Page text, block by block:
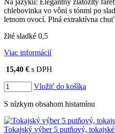
chlebovinka vo vôni s tónmi po
letnom ovocí. Plná extraktívna
žlté sladké 0,5
Viac informácií
15,40 € s DPH
Vložiť do košíka
S nízkym obsahom histamínu
Tokajský výber 5 putňový,